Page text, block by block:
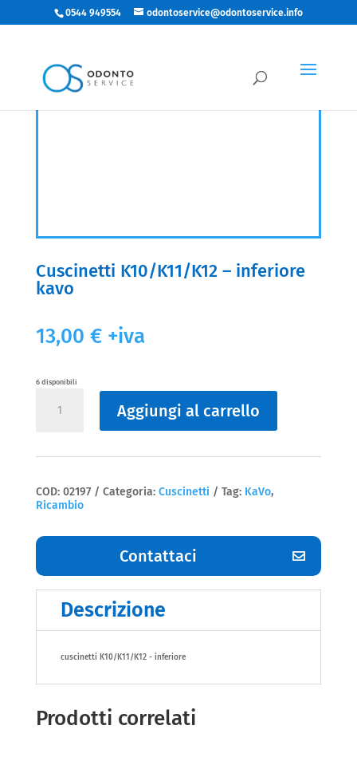
0544 949554 odontoservice@odontoservice.info
Cuscinetti K10/K11/K12 – inferiore
kavo
13,00 € +iva
6 disponibili
K10/K11/K12
Aggiungi al carrello
COD: 02197 Categoria: Cuscinetti Tag: KaVo,
Ricambio
Contattaci
Descrizione
cuscinetti K10/K11/K12 - inferiore
Prodotti correlati